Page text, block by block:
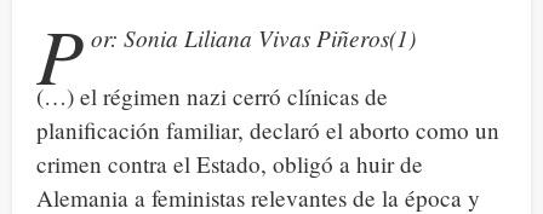
somos
las
mujeres.
Emergencia
P or: Sonia Liliana Vivas Piñeros(1)
(…) el régimen nazi cerró clínicas de
planificación familiar, declaró el aborto como un
crimen contra el Estado, obligó a huir de
Alemania a feministas relevantes de la época y